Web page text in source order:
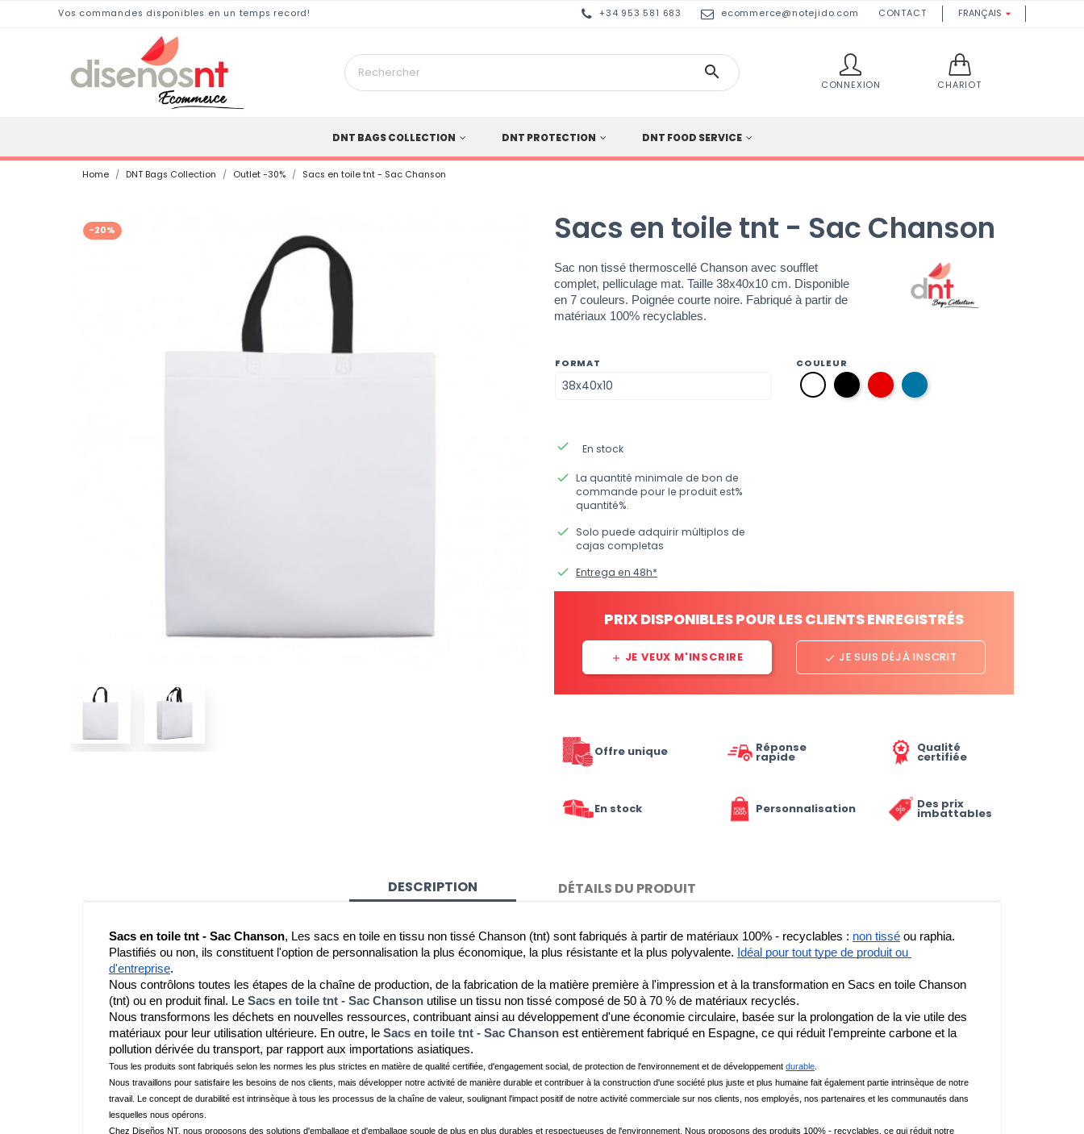
Vos commandes disponibles en un temps record! +34 953 581 683 ecommerce@notejido.com CONTACT FRANÇAIS 

CONNEXION CHARIOT
DNT BAGS COLLECTION DNT PROTECTION DNT FOOD SERVICE
Home DNT Bags Collection Outlet -30% Sacs en toile tnt - Sac Chanson
-20% Sacs en toile tnt - Sac Chanson
Sac non tissé thermoscellé Chanson avec soufflet
complet, pelliculage mat. Taille 38x40x10 cm. Disponible
en 7 couleurs. Poignée courte noire. Fabriqué à partir de
matériaux 100% recyclables.
FORMAT COULEUR
01
blanc
12
noir
09
rouge
35
Azul
done En stock
done La quantité minimale de bon de
commande pour le produit est%
quantité%.
done Solo puede adquirir múltiplos de
cajas completas
done Entrega en 48h*
PRIX DISPONIBLES POUR LES CLIENTS ENREGISTRÉS
add JE VEUX M'INSCRIRE done JE SUIS DÉJÀ INSCRIT
Offre unique Réponse
rapide
Qualité
certifiée
En stock Personnalisation Des prix
imbattables
DESCRIPTION DÉTAILS DU PRODUIT
Sacs en toile tnt - Sac Chanson, Les sacs en toile en tissu non tissé Chanson (tnt) sont fabriqués à partir de matériaux 100% - recyclables : non tissé ou raphia.
Plastifiés ou non, ils constituent l'option de personnalisation la plus économique, la plus résistante et la plus polyvalente. Idéal pour tout type de produit ou
d'entreprise.
Nous contrôlons toutes les étapes de la chaîne de production, de la fabrication de la matière première à l'impression et à la transformation en Sacs en toile Chanson
(tnt) ou en produit final. Le Sacs en toile tnt - Sac Chanson utilise un tissu non tissé composé de 50 à 70 % de matériaux recyclés.
Nous transformons les déchets en nouvelles ressources, contribuant ainsi au développement d'une économie circulaire, basée sur la prolongation de la vie utile des
matériaux pour leur utilisation ultérieure. En outre, le Sacs en toile tnt - Sac Chanson est entièrement fabriqué en Espagne, ce qui réduit l'empreinte carbone et la
pollution dérivée du transport, par rapport aux importations asiatiques.
Tous les produits sont fabriqués selon les normes les plus strictes en matière de qualité certifiée, d'engagement social, de protection de l'environnement et de développement durable
Nous travaillons pour satisfaire les besoins de nos clients, mais développer notre activité de manière durable et contribuer à la construction d'une société plus juste et plus humaine fait également partie intrinsèque de notre
travail. Le concept de durabilité est intrinsèque à tous les processus de la chaîne de valeur, soulignant l'impact positif de notre activité commerciale sur nos clients, nos employés, nos partenaires et les communautés dans
lesquelles nous opérons.
Chez Diseños NT, nous proposons des solutions d'emballage et d'emballage souple de plus en plus durables et respectueuses de l'environnement. Nous proposons des produits 100% - recyclables, ce qui réduit notre